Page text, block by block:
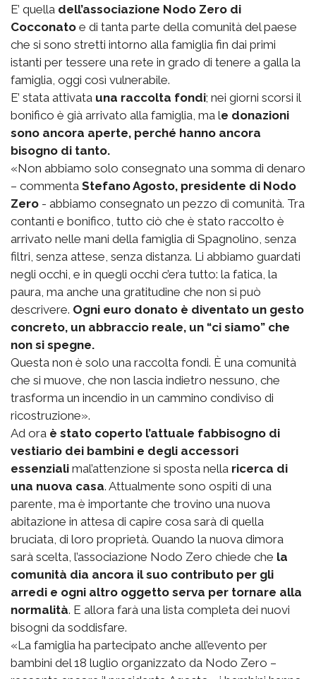
E’ quella dell’associazione Nodo Zero di
Cocconato e di tanta parte della comunità del paese
che si sono stretti intorno alla famiglia fin dai primi
istanti per tessere una rete in grado di tenere a galla la
famiglia, oggi così vulnerabile.
E’ stata attivata una raccolta fondi; nei giorni scorsi il
bonifico è già arrivato alla famiglia, ma le donazioni
sono ancora aperte, perché hanno ancora
bisogno di tanto.
«Non abbiamo solo consegnato una somma di denaro
– commenta Stefano Agosto, presidente di Nodo
Zero - abbiamo consegnato un pezzo di comunità. Tra
contanti e bonifico, tutto ciò che è stato raccolto è
arrivato nelle mani della famiglia di Spagnolino, senza
filtri, senza attese, senza distanza. Li abbiamo guardati
negli occhi, e in quegli occhi c’era tutto: la fatica, la
paura, ma anche una gratitudine che non si può
descrivere. Ogni euro donato è diventato un gesto
concreto, un abbraccio reale, un “ci siamo” che
non si spegne.
Questa non è solo una raccolta fondi. È una comunità
che si muove, che non lascia indietro nessuno, che
trasforma un incendio in un cammino condiviso di
ricostruzione».
Ad ora è stato coperto l’attuale fabbisogno di
vestiario dei bambini e degli accessori
essenziali mal’attenzione si sposta nella ricerca di
una nuova casa. Attualmente sono ospiti di una
parente, ma è importante che trovino una nuova
abitazione in attesa di capire cosa sarà di quella
bruciata, di loro proprietà. Quando la nuova dimora
sarà scelta, l’associazione Nodo Zero chiede che la
comunità dia ancora il suo contributo per gli
arredi e ogni altro oggetto serva per tornare alla
normalità. E allora farà una lista completa dei nuovi
bisogni da soddisfare.
«La famiglia ha partecipato anche all’evento per
bambini del 18 luglio organizzato da Nodo Zero –